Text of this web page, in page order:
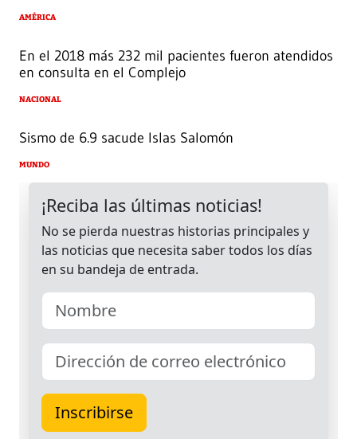
AMÉRICA
En el 2018 más 232 mil pacientes fueron atendidos
en consulta en el Complejo
NACIONAL
Sismo de 6.9 sacude Islas Salomón
MUNDO